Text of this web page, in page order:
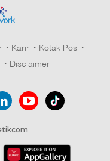
Karir
Kotak Pos
Disclaimer